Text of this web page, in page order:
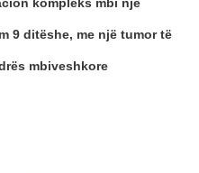
9 ditëshe, me një tumor të
mbiveshkore